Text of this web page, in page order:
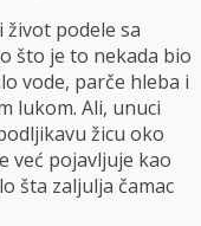
život podele sa
što je to nekada bio
vode, parče hleba i
lukom. Ali, unuci
žicu oko
već pojavljuje kao
šta zaljulja čamac